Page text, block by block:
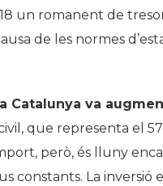
un romanent de
de les normes
Catalunya va
civil, que representa el
però, és lluny
constants. La inversió